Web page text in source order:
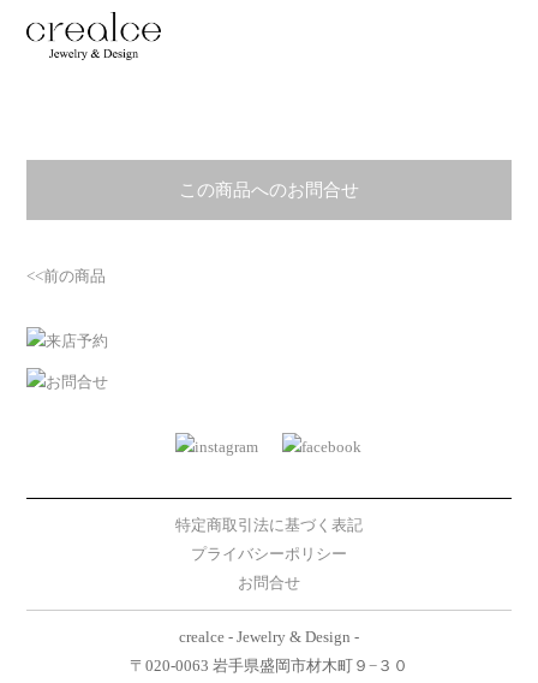
この商品へのお問合せ
<<前の商品
特定商取引法に基づく表記
プライバシーポリシー
お問合せ
crealce - Jewelry & Design -
〒020-0063 岩手県盛岡市材木町９−３０